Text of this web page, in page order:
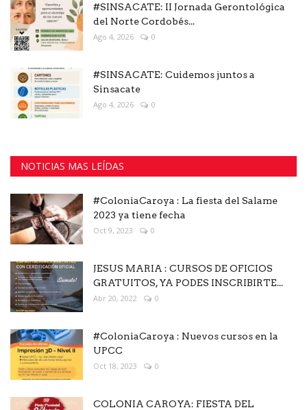
#SINSACATE: II Jornada Gerontológica
del Norte Cordobés...
Ago 4, 2026 0
#SINSACATE: Cuidemos juntos a
Sinsacate
Ago 4, 2026 0
NOTICIAS MAS LEÍDAS
#ColoniaCaroya : La fiesta del Salame
2023 ya tiene fecha
Oct 9, 2023 0
JESUS MARIA : CURSOS DE OFICIOS
GRATUITOS, YA PODES INSCRIBIRTE...
Abr 20, 2022 0
#ColoniaCaroya : Nuevos cursos en la
UPCC
Oct 18, 2023 0
COLONIA CAROYA: FIESTA DEL